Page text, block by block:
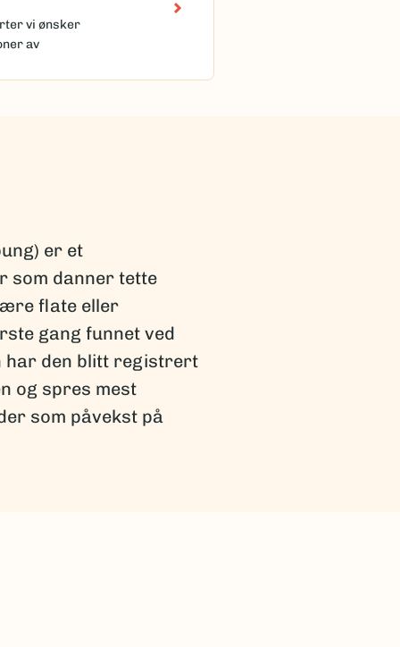
vi ønsker
av
er et
som danner tette
flate eller
gang funnet ved
har den blitt registrert
og spres mest
som påvekst på